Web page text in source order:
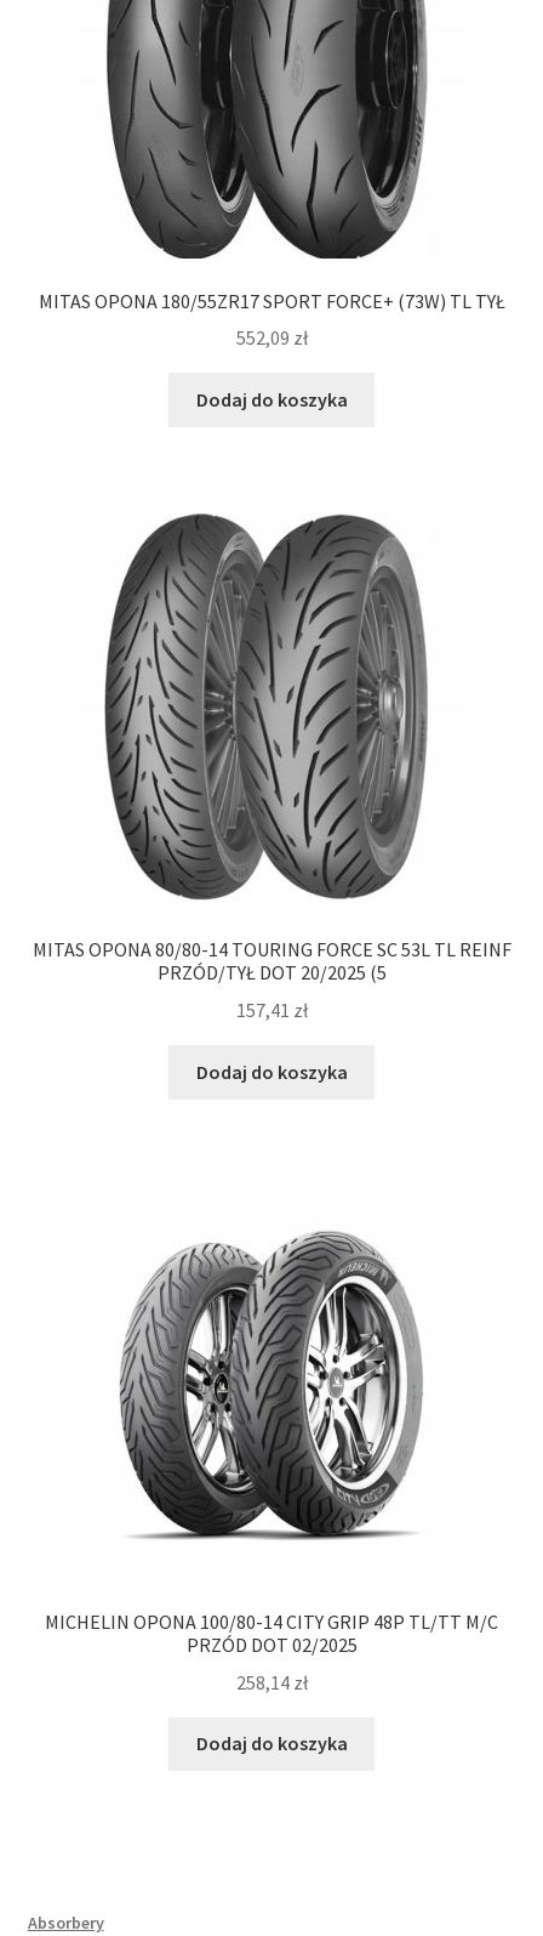
MITAS OPONA 180/55ZR17 SPORT FORCE+ (73W) TL TYŁ
552,09 zł
Dodaj do koszyka
MITAS OPONA 80/80-14 TOURING FORCE SC 53L TL REINF
PRZÓD/TYŁ DOT 20/2025 (5
157,41 zł
Dodaj do koszyka
MICHELIN OPONA 100/80-14 CITY GRIP 48P TL/TT M/C
PRZÓD DOT 02/2025
258,14 zł
Dodaj do koszyka
Absorbery